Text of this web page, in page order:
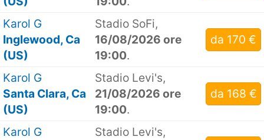
Karol G
Inglewood, Ca
(US)
Stadio SoFi,
16/08/2026 ore
19:00.
da 170 €
Karol G
Santa Clara, Ca
(US)
Stadio Levi's,
21/08/2026 ore
19:00.
da 168 €
Karol G
Stadio Levi's,